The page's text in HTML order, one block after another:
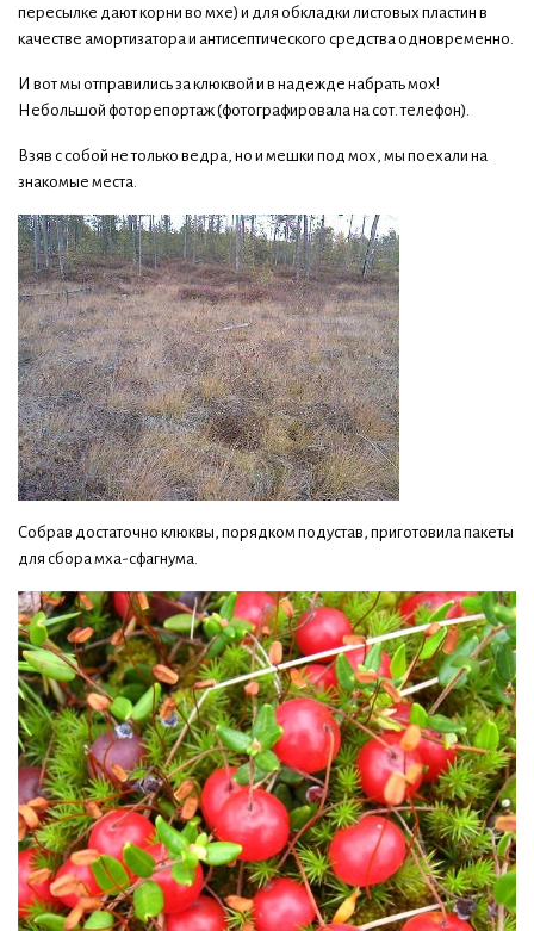
пересылке дают корни во мхе) и для обкладки листовых пластин в
качестве амортизатора и антисептического средства одновременно.
И вот мы отправились за клюквой и в надежде набрать мох!
Небольшой фоторепортаж (фотографировала на сот. телефон).
Взяв с собой не только ведра, но и мешки под мох, мы поехали на
знакомые места.
Собрав достаточно клюквы, порядком подустав, приготовила пакеты
для сбора мха-сфагнума.